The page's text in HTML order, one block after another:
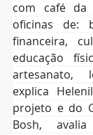
com café da
oficinas de:
financeira,
educação
artesanato,
explica
projeto e do
Bosh,